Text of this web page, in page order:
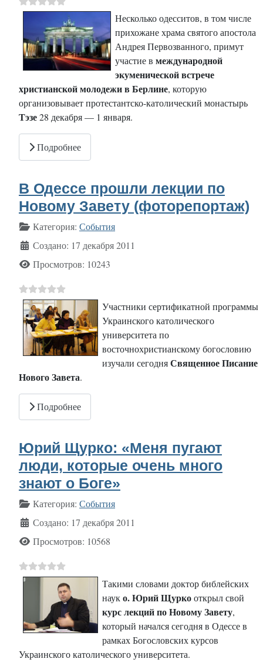
Несколько одесситов, в том числе
прихожане храма святого апостола
Андрея Первозванного, примут
участие в международной
экуменической встрече
христианской молодежи в Берлине, которую
организовывает протестантско-католический монастырь
Тэзе28 декабря — 1 января.
Подробнее
В Одессе прошли лекции по
Новому Завету (фоторепортаж)
Информация о материале
Категория: События
Создано: 17 декабря 2011
Просмотров: 10243
Участники сертификатной программы
Украинского католического
университета по
восточнохристианскому богословию
изучали сегодняСвященное Писание
Нового Завета.
Подробнее
Юрий Щурко: «Меня пугают
люди, которые очень много
знают о Боге»
Информация о материале
Категория: События
Создано: 17 декабря 2011
Просмотров: 10568
Такими словами доктор библейских
науко. Юрий Щуркооткрыл свой
курс лекций по Новому Завету,
который начался сегодня в Одессе в
рамках Богословских курсов
Украинского католического университета.